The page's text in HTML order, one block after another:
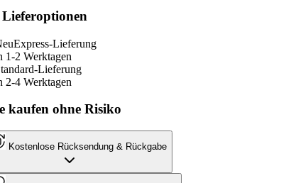
Lieferoptionen
Express-Lieferung
1-2 Werktagen
Lieferung
2-4 Werktagen
kaufen ohne Risiko
Kostenlose Rücksendung & Rückgabe